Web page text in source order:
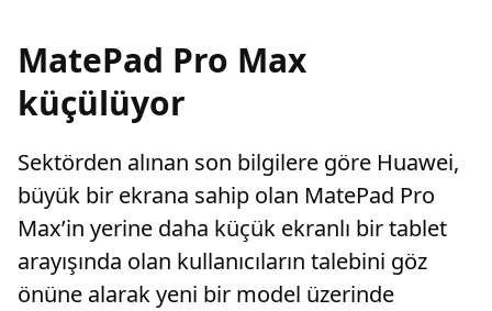
MatePad Pro Max
küçülüyor
Sektörden alınan son bilgilere göre Huawei,
büyük bir ekrana sahip olan MatePad Pro
Max’in yerine daha küçük ekranlı bir tablet
arayışında olan kullanıcıların talebini göz
önüne alarak yeni bir model üzerinde